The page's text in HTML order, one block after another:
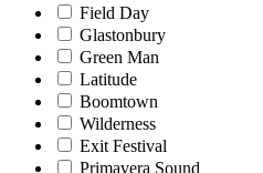
Field Day
Glastonbury
Green Man
Latitude
Boomtown
Wilderness
Exit Festival
Primavera Sound